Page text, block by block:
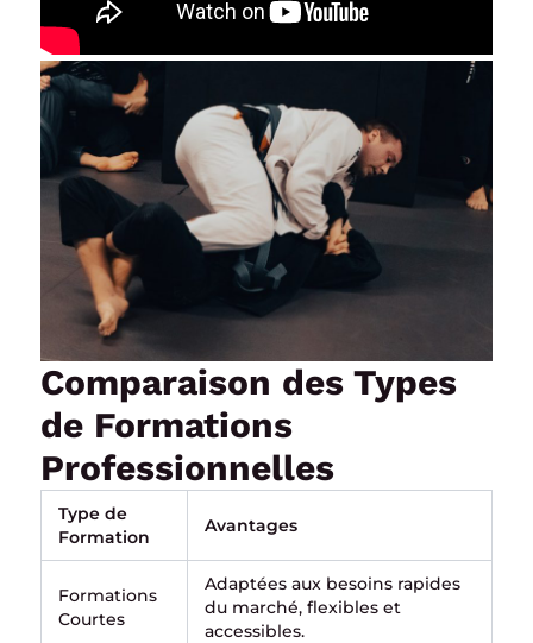
Comparaison des Types
de Formations
Professionnelles
Type de
Formation
Avantages
Formations
Courtes
Adaptées aux besoins rapides
du marché, flexibles et
accessibles.